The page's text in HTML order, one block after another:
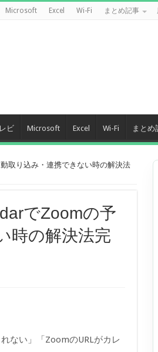
Microsoft Excel Wi-Fi まとめ記事
ビ Microsoft Excel Wi-Fi まとめ
取り込み・連携できない時の解決法
でZoomの予
時の解決法完
ない」「ZoomのURLがカレ